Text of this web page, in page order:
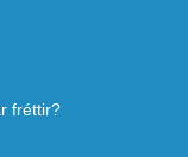
fréttir?